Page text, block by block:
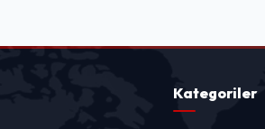
Kategoriler